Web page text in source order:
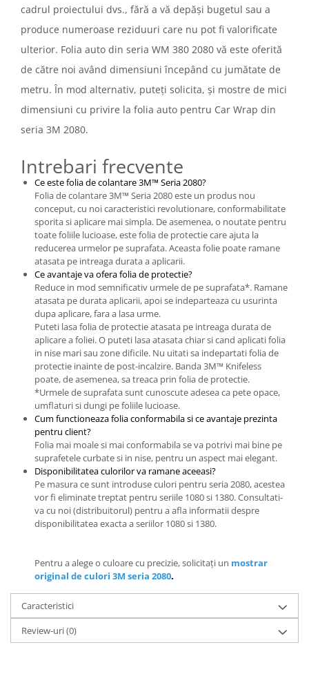
cadrul proiectului dvs., fără a vă depăși bugetul sau a
produce numeroase reziduuri care nu pot fi valorificate
ulterior. Folia auto din seria WM 380 2080 vă este oferită
de către noi având dimensiuni începând cu jumătate de
metru. În mod alternativ, puteți solicita, și mostre de mici
dimensiuni cu privire la folia auto pentru Car Wrap din
seria 3M 2080.
Intrebari frecvente
Ce este folia de colantare 3M™ Seria 2080?
Folia de colantare 3M™ Seria 2080 este un produs nou
conceput, cu noi caracteristici revolutionare, conformabilitate
sporita si aplicare mai simpla. De asemenea, o noutate pentru
toate foliile lucioase, este folia de protectie care ajuta la
reducerea urmelor pe suprafata. Aceasta folie poate ramane
atasata pe intreaga durata a aplicarii.
Ce avantaje va ofera folia de protectie?
Reduce in mod semnificativ urmele de pe suprafata*. Ramane
atasata pe durata aplicarii, apoi se indeparteaza cu usurinta
dupa aplicare, fara a lasa urme.
Puteti lasa folia de protectie atasata pe intreaga durata de
aplicare a foliei. O puteti lasa atasata chiar si cand aplicati folia
in nise mari sau zone dificile. Nu uitati sa indepartati folia de
protectie inainte de post-incalzire. Banda 3M™ Knifeless
poate, de asemenea, sa treaca prin folia de protectie.
*Urmele de suprafata sunt cunoscute adesea ca pete opace,
umflaturi si dungi pe foliile lucioase.
Cum functioneaza folia conformabila si ce avantaje prezinta
pentru client?
Folia mai moale si mai conformabila se va potrivi mai bine pe
suprafetele curbate si in nise, pentru un aspect mai elegant.
Disponibilitatea culorilor va ramane aceeasi?
Pe masura ce sunt introduse culori pentru seria 2080, acestea
vor fi eliminate treptat pentru seriile 1080 si 1380. Consultati-
va cu noi (distribuitorul) pentru a afla informatii despre
disponibilitatea exacta a seriilor 1080 si 1380.
Pentru a alege o culoare cu precizie, solicitați un mostrar
original de culori 3M seria 2080.
Caracteristici
Review-uri(0)